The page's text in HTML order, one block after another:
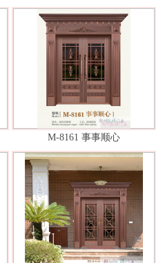
M-8161 事事顺心